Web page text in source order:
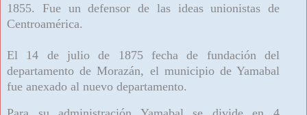
1855. Fue un defensor de las ideas unionistas de
Centroamérica.
El 14 de julio de 1875 fecha de fundación del
departamento de Morazán, el municipio de Yamabal
fue anexado al nuevo departamento.